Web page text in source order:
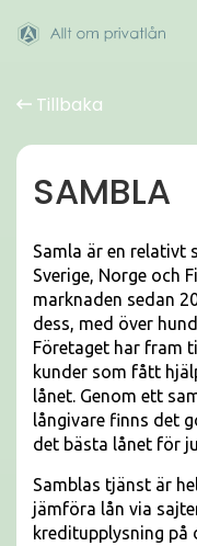
Tillbaka
SAMBLA
Samla är en relativt
Sverige, Norge och
marknaden sedan
dess, med över
Företaget har fram
kunder som fått
lånet. Genom ett
långivare finns det
det bästa lånet för
Samblas tjänst är
jämföra lån via
kreditupplysning på